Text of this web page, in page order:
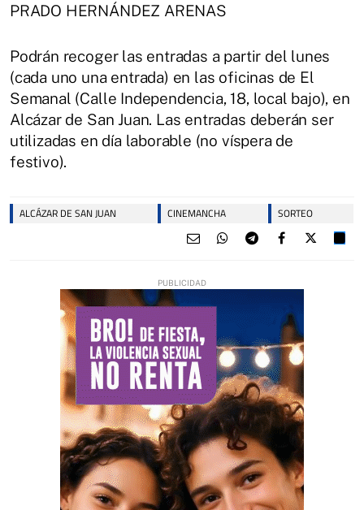
PRADO HERNÁNDEZ ARENAS
Podrán recoger las entradas a partir del lunes
(cada uno una entrada) en las oficinas de El
Semanal (Calle Independencia, 18, local bajo), en
Alcázar de San Juan. Las entradas deberán ser
utilizadas en día laborable (no víspera de
festivo).
ALCÁZAR DE SAN JUAN CINEMANCHA SORTEO